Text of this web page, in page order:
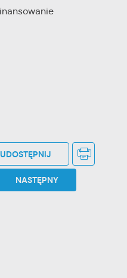
UDOSTĘPNIJ
NASTĘPNY